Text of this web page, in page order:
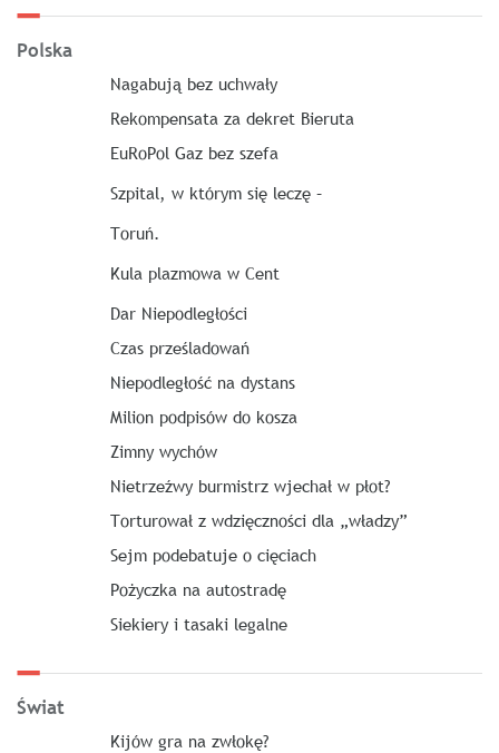
Polska
Nagabują bez uchwały
Rekompensata za dekret Bieruta
EuRoPol Gaz bez szefa
Szpital, w którym się leczę –
Toruń.
Kula plazmowa w Cent
Dar Niepodległości
Czas prześladowań
Niepodległość na dystans
Milion podpisów do kosza
Zimny wychów
Nietrzeźwy burmistrz wjechał w płot?
Torturował z wdzięczności dla „władzy”
Sejm podebatuje o cięciach
Pożyczka na autostradę
Siekiery i tasaki legalne
Świat
Kijów gra na zwłokę?